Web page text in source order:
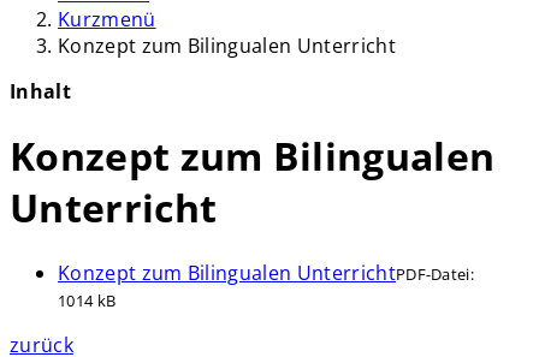
Kurzmenü
Konzept zum Bilingualen Unterricht
Inhalt
Konzept zum Bilingualen
Unterricht
Konzept zum Bilingualen UnterrichtPDF-Datei:
1014 kB
zurück